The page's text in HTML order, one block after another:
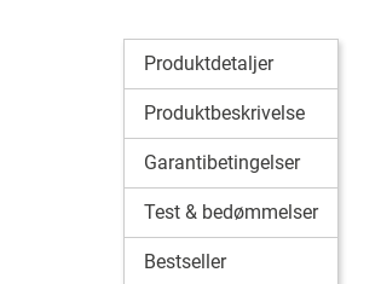
Produktdetaljer
Produktbeskrivelse
Garantibetingelser
Test & bedømmelser
Bestseller